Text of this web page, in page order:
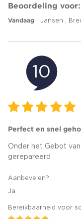
Beoordeling voor:
Vandaag Jansen ,
10
Perfect en snel
Onder het Gebot
gerepareerd
Aanbevelen?
Ja
Bereikbaarheid voor